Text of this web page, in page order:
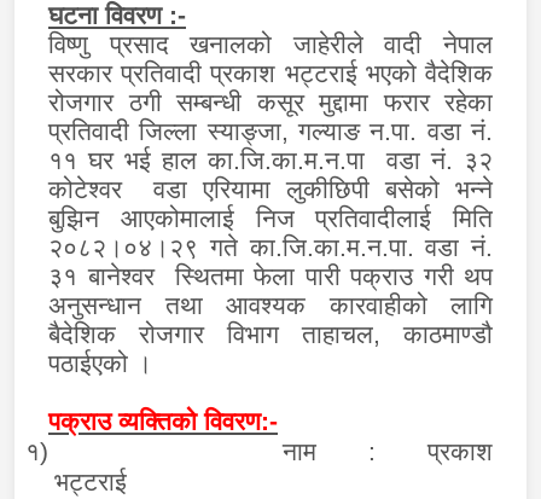
घटना विवरण :-
विष्णु प्रसाद खनालको जाहेरीले वादी नेपाल
सरकार प्रतिवादी प्रकाश भट्टराई भएको वैदेशिक
रोजगार ठगी सम्बन्धी कसूर मुद्दामा फरार रहेका
प्रतिवादी जिल्ला स्याङ्जा,गल्याङ न.पा. वडा नं.
११ घर भई हाल का.जि.का.म.न.पा वडा नं. ३२
कोटेश्वर वडा एरियामा लुकीछिपी बसेको भन्ने
बुझिन आएकोमालाई निज प्रतिवादीलाई मिति
२०८२।०४।२९ गते का.जि.का.म.न.पा. वडा नं.
३१ बानेश्वर स्थितमा फेला पारी पक्राउ गरी थप
अनुसन्धान तथा आवश्यक कारवाहीको लागि
बैदेशिक रोजगार विभाग ताहाचल,काठमाण्डौ
पठाईएको ।
पक्राउ व्यक्तिको विवरण:-
१)
नाम :प्रकाश